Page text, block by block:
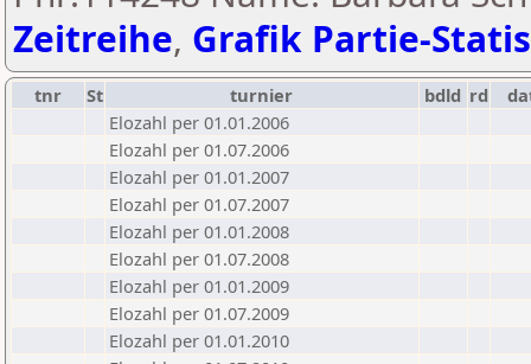
Zeitreihe, Grafik Partie-
tnr St turnier bdld rd
Elozahl per 01.01.2006
Elozahl per 01.07.2006
Elozahl per 01.01.2007
Elozahl per 01.07.2007
Elozahl per 01.01.2008
Elozahl per 01.07.2008
Elozahl per 01.01.2009
Elozahl per 01.07.2009
Elozahl per 01.01.2010